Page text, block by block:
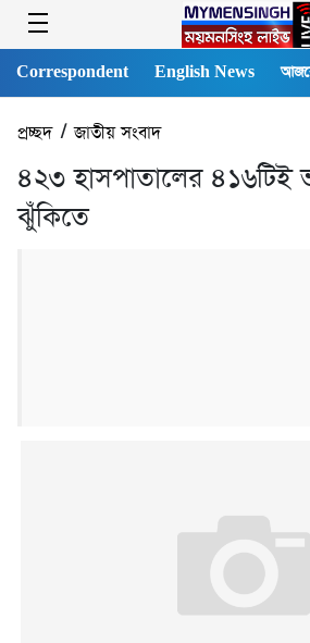
Correspondent English News
প্রচ্ছদ/জাতীয় সংবাদ
৪২৩ হাসপাতালের
ঝুঁকিতে